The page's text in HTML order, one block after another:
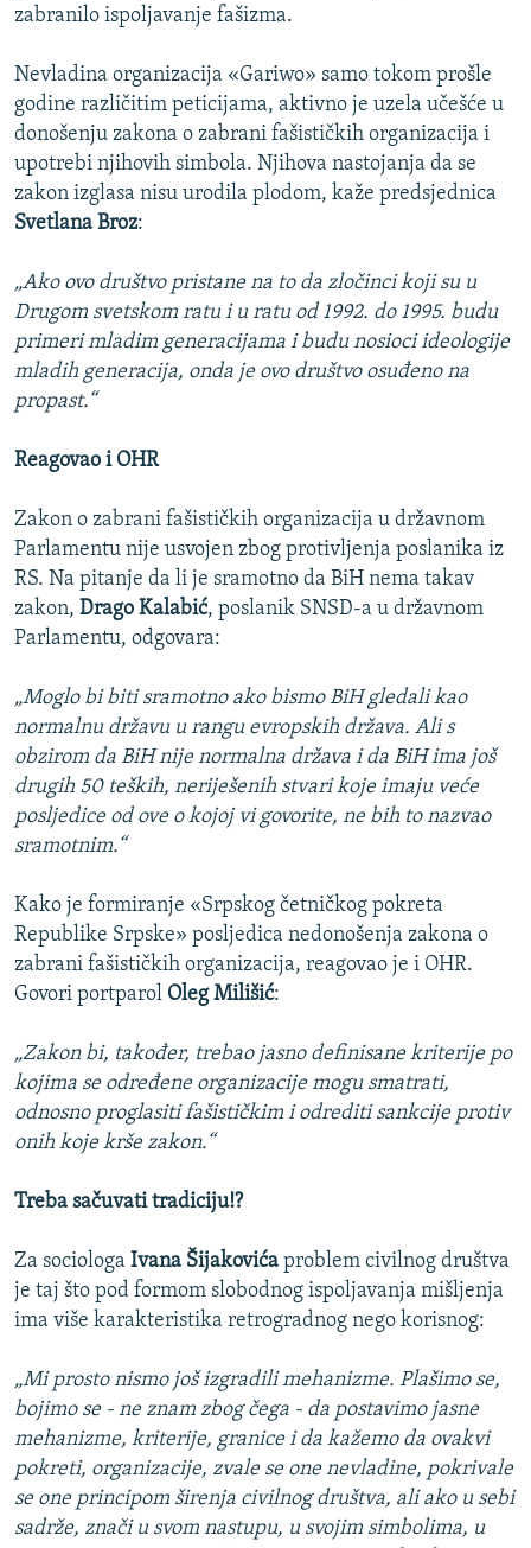
zabranilo ispoljavanje fašizma.
Nevladina organizacija «Gariwo» samo tokom prošle
godine različitim peticijama, aktivno je uzela učešće u
donošenju zakona o zabrani fašističkih organizacija i
upotrebi njihovih simbola. Njihova nastojanja da se
zakon izglasa nisu urodila plodom, kaže predsjednica
Svetlana Broz:
„Ako ovo društvo pristane na to da zločinci koji su u
Drugom svetskom ratu i u ratu od 1992. do 1995. budu
primeri mladim generacijama i budu nosioci ideologije
mladih generacija, onda je ovo društvo osuđeno na
propast.“
Reagovao i OHR
Zakon o zabrani fašističkih organizacija u državnom
Parlamentu nije usvojen zbog protivljenja poslanika iz
RS. Na pitanje da li je sramotno da BiH nema takav
zakon, Drago Kalabić, poslanik SNSD-a u državnom
Parlamentu, odgovara:
„Moglo bi biti sramotno ako bismo BiH gledali kao
normalnu državu u rangu evropskih država. Ali s
obzirom da BiH nije normalna država i da BiH ima još
drugih 50 teških, neriješenih stvari koje imaju veće
posljedice od ove o kojoj vi govorite, ne bih to nazvao
sramotnim.“
Kako je formiranje «Srpskog četničkog pokreta
Republike Srpske» posljedica nedonošenja zakona o
zabrani fašističkih organizacija, reagovao je i OHR.
Govori portparol Oleg Milišić:
„Zakon bi, također, trebao jasno definisane kriterije po
kojima se određene organizacije mogu smatrati,
odnosno proglasiti fašističkim i odrediti sankcije protiv
onih koje krše zakon.“
Treba sačuvati tradiciju!?
Za sociologa Ivana Šijakovića problem civilnog društva
je taj što pod formom slobodnog ispoljavanja mišljenja
ima više karakteristika retrogradnog nego korisnog:
„Mi prosto nismo još izgradili mehanizme. Plašimo se,
bojimo se - ne znam zbog čega - da postavimo jasne
mehanizme, kriterije, granice i da kažemo da ovakvi
pokreti, organizacije, zvale se one nevladine, pokrivale
se one principom širenja civilnog društva, ali ako u sebi
sadrže, znači u svom nastupu, u svojim simbolima, u